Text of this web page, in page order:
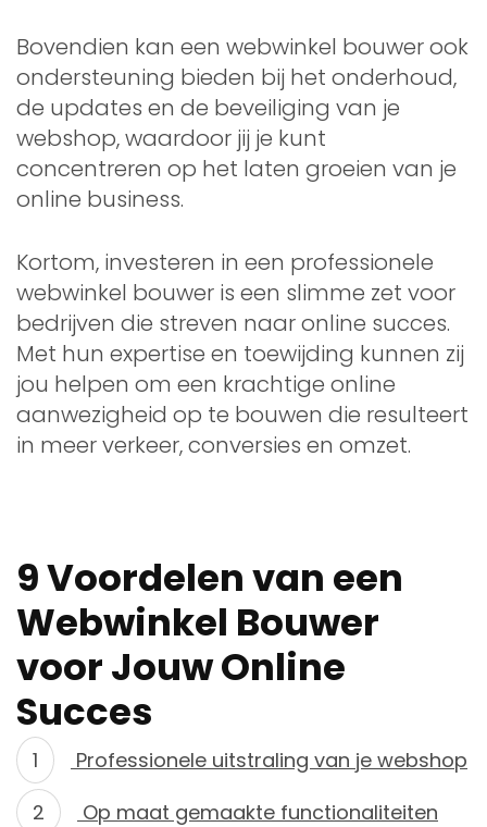
Bovendien kan een webwinkel bouwer ook
ondersteuning bieden bij het onderhoud,
de updates en de beveiliging van je
webshop, waardoor jij je kunt
concentreren op het laten groeien van je
online business.
Kortom, investeren in een professionele
webwinkel bouwer is een slimme zet voor
bedrijven die streven naar online succes.
Met hun expertise en toewijding kunnen zij
jou helpen om een krachtige online
aanwezigheid op te bouwen die resulteert
in meer verkeer, conversies en omzet.
9 Voordelen van een
Webwinkel Bouwer
voor Jouw Online
Succes
Professionele uitstraling van je webshop
Op maat gemaakte functionaliteiten